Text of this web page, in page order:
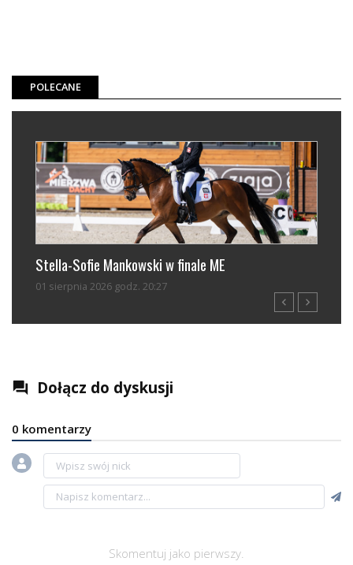
POLECANE
navigate_before
Mankowski w finale ME
2026 godz. 20:27
navigate_next
question_answer Dołącz do dyskusji
0 komentarzy
Skomentuj jako pierwszy.